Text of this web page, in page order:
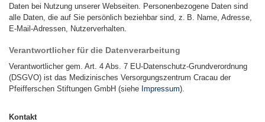
Daten bei Nutzung unserer Webseiten. Personenbezogene Daten sind
alle Daten, die auf Sie persönlich beziehbar sind, z. B. Name, Adresse,
E-Mail-Adressen, Nutzerverhalten.
Verantwortlicher für die Datenverarbeitung
Verantwortlicher gem. Art. 4 Abs. 7 EU-Datenschutz-Grundverordnung
(DSGVO) ist das Medizinisches Versorgungszentrum Cracau der
Pfeifferschen Stiftungen GmbH (siehe Impressum).
Kontakt